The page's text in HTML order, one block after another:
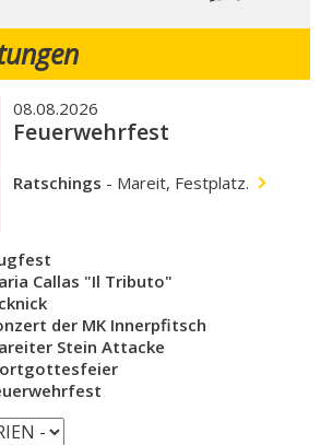
08.08.2026
Feuerwehrfest
Ratschings - Mareit, Festplatz.
Callas "Il Tributo"
der MK Innerpfitsch
Stein Attacke